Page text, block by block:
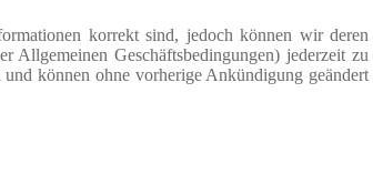
korrekt sind, jedoch können wir deren
Allgemeinen Geschäftsbedingungen) jederzeit zu
können ohne vorherige Ankündigung geändert